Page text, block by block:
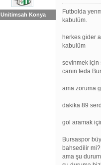
Unitimsah Konya
Futbolda
kabulüm.
herkes gider
kabulüm
sevinmek için
canın feda
ama zoruma
dakika 89
gol aramak
Bursaspor
bahsedilir mi?
ama şu